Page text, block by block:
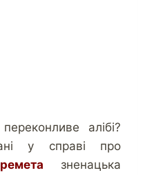
алібі?
у справі про
зненацька